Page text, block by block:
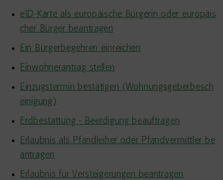
eID-Karte als europäische Bürgerin oder europäis
cher Bürger beantragen
Ein Bürgerbegehren einreichen
Einwohnerantrag stellen
Einzugstermin bestätigen (Wohnungsgeberbesch
einigung)
Erdbestattung - Beerdigung beauftragen
Erlaubnis als Pfandleiher oder Pfandvermittler be
antragen
Erlaubnis für Versteigerungen beantragen